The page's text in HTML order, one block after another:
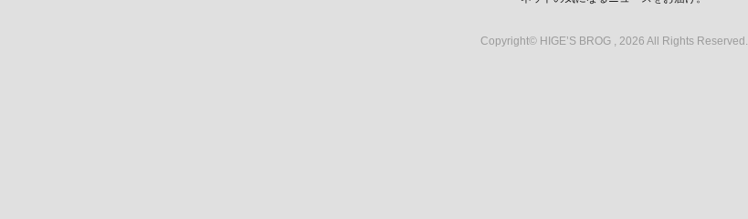
Copyright© HIGE’S BROG , 2026 All Rights Reserved.